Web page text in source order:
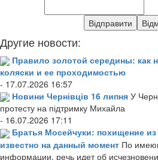
Другие новости:
Правило золотой середины: как
коляски и ее проходимостью
- 17.07.2026 16:57
Новини Чернівців 16 липня У
протесту на підтримку Михайла
- 16.07.2026 17:11
Братья Мосейчуки: похищение
известно на данный момент По
информации, речь идет об